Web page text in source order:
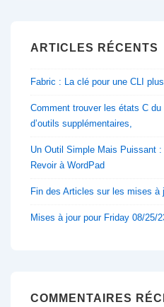
ARTICLES RÉCENTS
Fabric : La clé pour une CLI
Comment trouver les états C
d’outils supplémentaires,
Un Outil Simple Mais Puissant
Revoir à WordPad
Fin des Articles sur les mises à
Mises à jour pour Friday 08/25/
COMMENTAIRES